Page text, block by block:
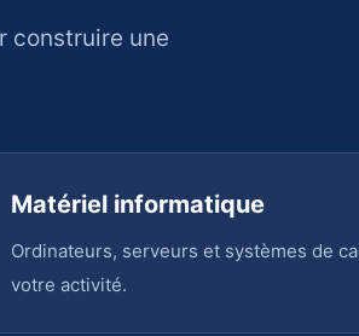
construire une
Matériel informatique
Ordinateurs, serveurs et systèmes de
votre activité.